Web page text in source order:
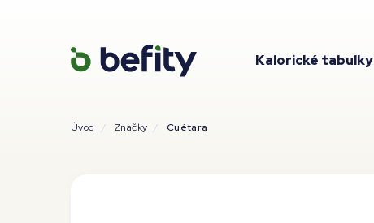
Kalorické tabulky
Úvod Značky Cuétara